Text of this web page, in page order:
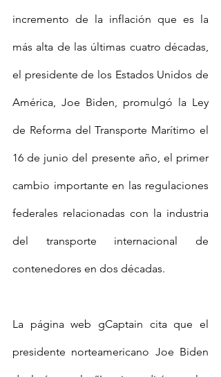
incremento de la inflación que es la
más alta de las últimas cuatro décadas,
el presidente de los Estados Unidos de
América, Joe Biden, promulgó la Ley
de Reforma del Transporte Marítimo el
16 de junio del presente año, el primer
cambio importante en las regulaciones
federales relacionadas con la industria
del transporte internacional de
contenedores en dos décadas.
La página web gCaptain cita que el
presidente norteamericano Joe Biden